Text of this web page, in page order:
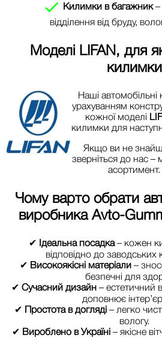
Килимки в багажник–
відділення від бруду,
Моделі LIFAN, для
килимки
Наші
урахуванням
кожної моделі
килимки для
Якщо ви не
зверніться до нас
асортимент.
Чому варто обрати
виробникаAvto-
✔ Ідеальна посадка– кожен
відповідно до заводських
✔ Високоякісні матеріали–
безпечні для
✔Сучасний дизайн – естетичний
доповнює
✔ Простота в догляді – легко
вологу.
✔ Вироблено в Україні– якісне